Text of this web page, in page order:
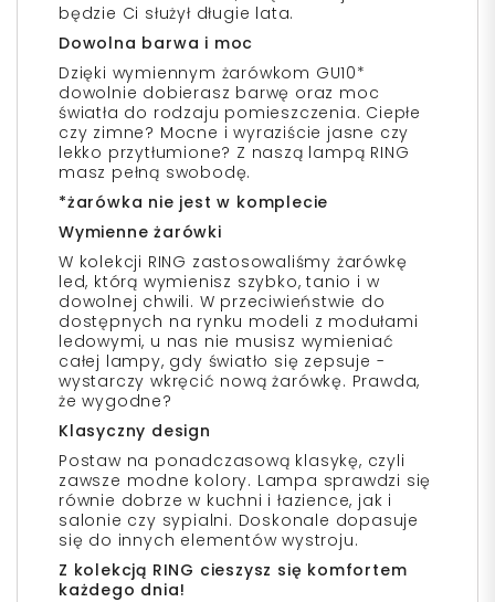
będzie Ci służył długie lata.
Dowolna barwa i moc
Dzięki wymiennym żarówkom GU10*
dowolnie dobierasz barwę oraz moc
światła do rodzaju pomieszczenia. Ciepłe
czy zimne? Mocne i wyraziście jasne czy
lekko przytłumione? Z naszą lampą RING
masz pełną swobodę.
*żarówka nie jest w komplecie
Wymienne żarówki
W kolekcji RING zastosowaliśmy żarówkę
led, którą wymienisz szybko, tanio i w
dowolnej chwili. W przeciwieństwie do
dostępnych na rynku modeli z modułami
ledowymi, u nas nie musisz wymieniać
całej lampy, gdy światło się zepsuje -
wystarczy wkręcić nową żarówkę. Prawda,
że wygodne?
Klasyczny design
Postaw na ponadczasową klasykę, czyli
zawsze modne kolory. Lampa sprawdzi się
równie dobrze w kuchni i łazience, jak i
salonie czy sypialni. Doskonale dopasuje
się do innych elementów wystroju.
Z kolekcją RING cieszysz się komfortem
każdego dnia!